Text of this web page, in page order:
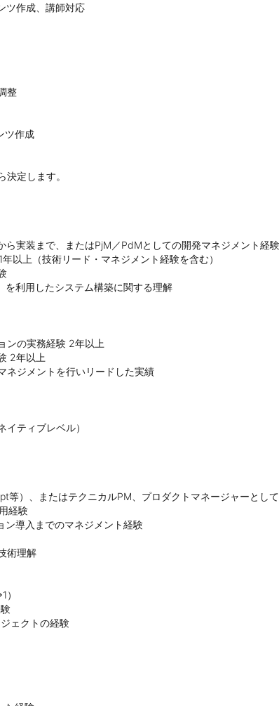
ツ作成、講師対応
整
ツ作成
定します。
ら実装まで、またはPjM／PdMとしての開発マネジメント経験
以上（技術リード・マネジメント経験を含む）
を利用したシステム構築に関する理解
ンの実務経験 2年以上
2年以上
ネジメントを行いリードした実績
ティブレベル）
等）、またはテクニカルPM、プロダクトマネージャーとし
経験
ン導入までのマネジメント経験
術理解
ェクトの経験